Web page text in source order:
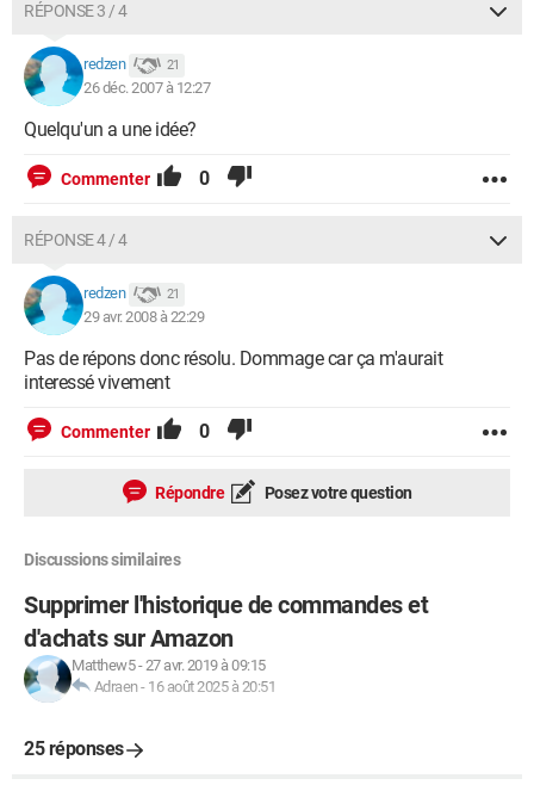
RÉPONSE 3 / 4
redzen 21
26 déc. 2007 à 12:27
Quelqu'un a une idée?
Commenter 0
RÉPONSE 4 / 4
redzen 21
29 avr. 2008 à 22:29
Pas de répons donc résolu. Dommage car ça m'aurait
interessé vivement
Commenter 0
Répondre Posez votre question
Discussions similaires
Supprimer l'historique de commandes et
d'achats sur Amazon
Matthew5-27 avr. 2019 à 09:15
Adraen- 16 août 2025 à 20:51
25 réponses